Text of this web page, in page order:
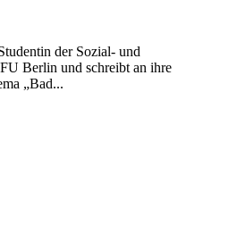
der Sozial- und
Berlin und schreibt an ihre
„Bad...